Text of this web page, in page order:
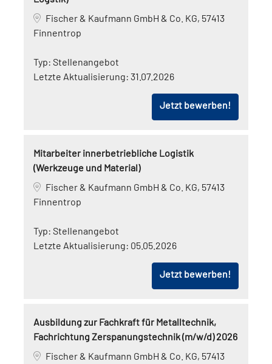
Fischer & Kaufmann GmbH & Co. KG, 57413
Finnentrop
Typ: Stellenangebot
Letzte Aktualisierung: 31.07.2026
Jetzt bewerben!
Mitarbeiter innerbetriebliche Logistik
(Werkzeuge und Material)
Fischer & Kaufmann GmbH & Co. KG, 57413
Finnentrop
Typ: Stellenangebot
Letzte Aktualisierung: 05.05.2026
Jetzt bewerben!
Ausbildung zur Fachkraft für Metalltechnik,
Fachrichtung Zerspanungstechnik (m/w/d) 2026
Fischer & Kaufmann GmbH & Co. KG, 57413